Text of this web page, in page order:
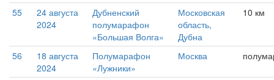
55
24 августа
2024
Дубненский
полумарафон
«Большая Волга»
Московская
область,
Дубна
10 км
56
18 августа
2024
Полумарафон
«Лужники»
Москва